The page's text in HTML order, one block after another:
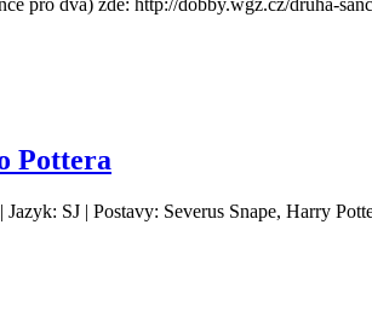
pro dva) zde: http://dobby.wgz.cz/druha-
Pottera
| Jazyk: SJ | Postavy: Severus Snape, Harry